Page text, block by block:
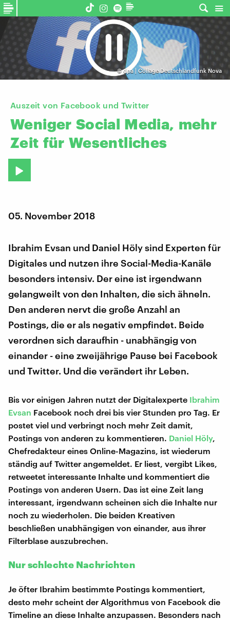
©dpa | Collage Deutschlandfunk Nova
Auszeit von Facebook und Twitter
Weniger Social Media, mehr
Zeit für Wesentliches
05. November 2018
Ibrahim Evsan und Daniel Höly sind Experten für
Digitales und nutzen ihre Social-Media-Kanäle
besonders intensiv. Der eine ist irgendwann
gelangweilt von den Inhalten, die sich ähneln.
Den anderen nervt die große Anzahl an
Postings, die er als negativ empfindet. Beide
verordnen sich daraufhin - unabhängig von
einander - eine zweijährige Pause bei Facebook
und Twitter. Und die verändert ihr Leben.
Bis vor einigen Jahren nutzt der Digitalexperte Ibrahim
Evsan Facebook noch drei bis vier Stunden pro Tag. Er
postet viel und verbringt noch mehr Zeit damit,
Postings von anderen zu kommentieren. Daniel Höly,
Chefredakteur eines Online-Magazins, ist wiederum
ständig auf Twitter angemeldet. Er liest, vergibt Likes,
retweetet interessante Inhalte und kommentiert die
Postings von anderen Usern. Das ist eine Zeit lang
interessant, irgendwann scheinen sich die Inhalte nur
noch zu wiederholen. Die beiden Kreativen
beschließen unabhängigen von einander, aus ihrer
Filterblase auszubrechen.
Nur schlechte Nachrichten
Je öfter Ibrahim bestimmte Postings kommentiert,
desto mehr scheint der Algorithmus von Facebook die
Timeline an diese Inhalte anzupassen. Besonders nach